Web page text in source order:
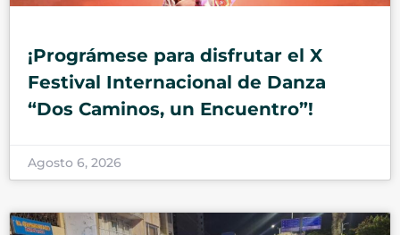
¡Prográmese para disfrutar el X
Festival Internacional de Danza
“Dos Caminos, un Encuentro”!
Agosto 6, 2026